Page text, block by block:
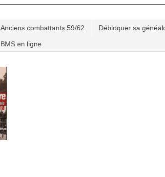
Anciens combattants 59/62 Débloquer sa
BMS en ligne